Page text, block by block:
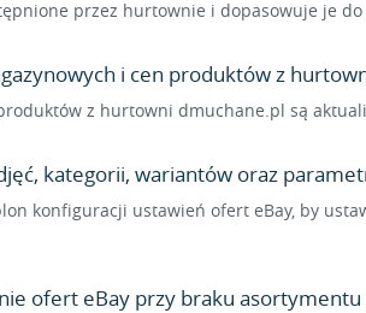
przez hurtownie i dopasowuje je
i cen produktów z
z hurtowni dmuchane.pl są
kategorii, wariantów oraz
konfiguracji ustawień ofert eBay, by
ofert eBay przy braku